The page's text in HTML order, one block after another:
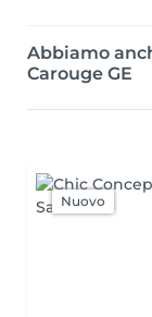
Abbiamo
Carouge GE
Nuovo